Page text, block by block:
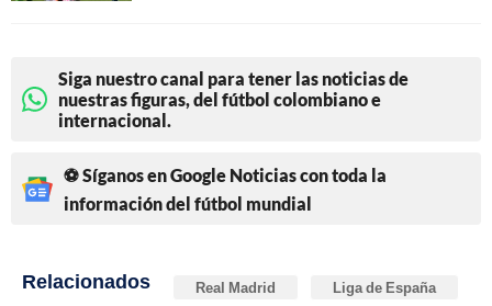
Siga nuestro canal para tener las noticias de
nuestras figuras, del fútbol colombiano e
internacional.
⚽ Síganos en Google Noticias con toda la
información del fútbol mundial
Relacionados Real Madrid Liga de España